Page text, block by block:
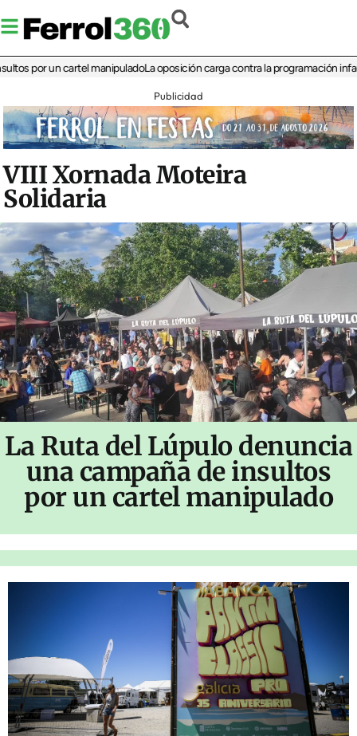
un cartel manipuladoLa oposición carga contra la programación infantil de
Publicidad
VIII Xornada Moteira
Solidaria
La Ruta del Lúpulo denuncia
una campaña de insultos
por un cartel manipulado